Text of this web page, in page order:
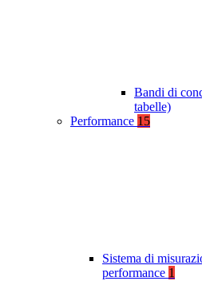
Bandi di
tabelle)
Performance 15
Sistema di
performance 1